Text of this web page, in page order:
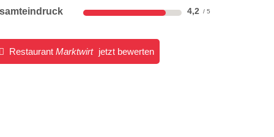
4,2
RestaurantMarktwirt jetzt bewerten